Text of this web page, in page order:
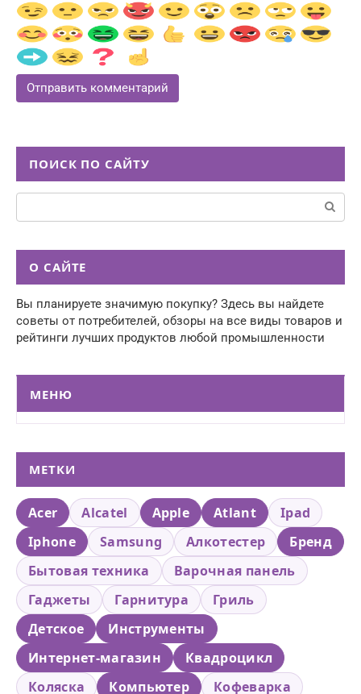
ПОИСК ПО САЙТУ
Поиск:
О САЙТЕ
Вы планируете значимую покупку? Здесь вы найдете
советы от потребителей, обзоры на все виды товаров и
рейтинги лучших продуктов любой промышленности
МЕНЮ
МЕТКИ
Acer Alcatel Apple Atlant
Ipad
Iphone
Samsung Алкотестер
Бренд
Бытовая техника
Варочная панель
Гаджеты
Гарнитура
Гриль
Детское
Инструменты
Интернет-магазин
Квадроцикл
Коляска
Компьютер
Кофеварка